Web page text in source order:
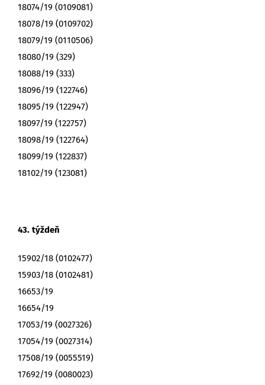
18074/19 (0109081)
18078/19 (0109702)
18079/19 (0110506)
18080/19 (329)
18088/19 (333)
18096/19 (122746)
18095/19 (122947)
18097/19 (122757)
18098/19 (122764)
18099/19 (122837)
18102/19 (123081)
43. týždeň
15902/18 (0102477)
15903/18 (0102481)
16653/19
16654/19
17053/19 (0027326)
17054/19 (0027314)
17508/19 (0055519)
17692/19 (0080023)